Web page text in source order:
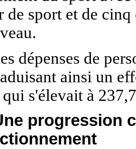
de sport et de
dépenses de
ainsi un
s'élevait à
progression